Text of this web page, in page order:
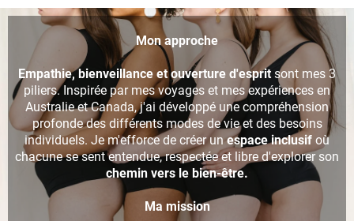
Mon approche
Empathie, bienveillance et ouverture d'esprit sont mes 3
piliers. Inspirée par mes voyages et mes expériences en
Australie et Canada, j'ai développé une compréhension
profonde des différents modes de vie et des besoins
individuels. Je m'efforce de créer unespace inclusif où
chacune se sent entendue, respectée et libre d'explorer son
chemin vers le bien-être.
Ma mission